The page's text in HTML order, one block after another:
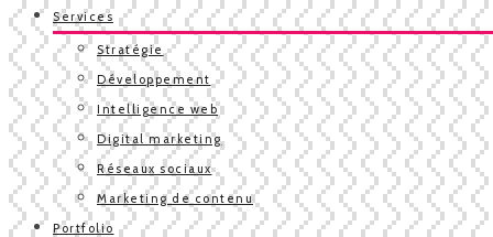
Services
Stratégie
Développement
Intelligence web
Digital marketing
Réseaux sociaux
Marketing de contenu
Portfolio